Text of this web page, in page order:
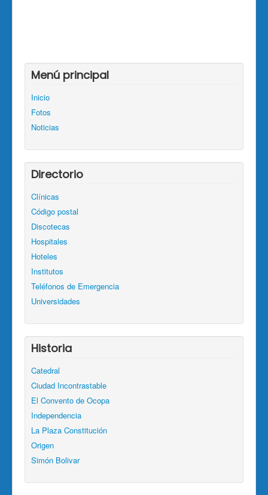
Menú principal
Inicio
Fotos
Noticias
Directorio
Clínicas
Código postal
Discotecas
Hospitales
Hoteles
Institutos
Teléfonos de Emergencia
Universidades
Historia
Catedral
Ciudad Incontrastable
El Convento de Ocopa
Independencia
La Plaza Constitución
Origen
Simón Bolivar